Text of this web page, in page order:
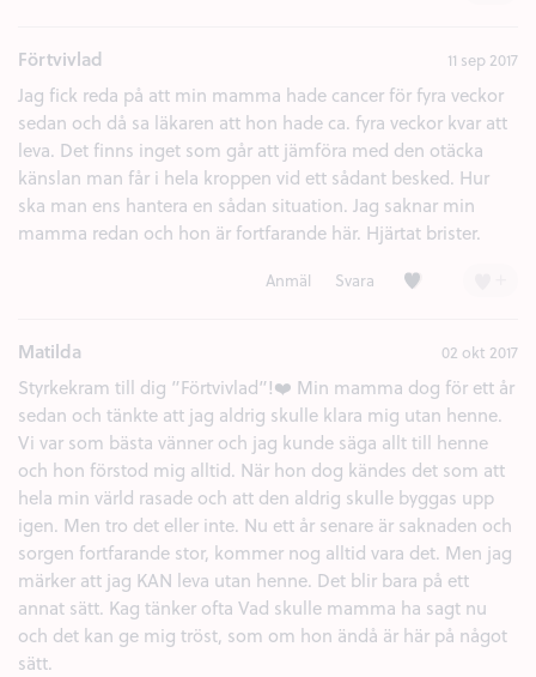
Förtvivlad 11 sep 2017
Jag fick reda på att min mamma hade cancer för fyra veckor
sedan och då sa läkaren att hon hade ca. fyra veckor kvar att
leva. Det finns inget som går att jämföra med den otäcka
känslan man får i hela kroppen vid ett sådant besked. Hur
ska man ens hantera en sådan situation. Jag saknar min
mamma redan och hon är fortfarande här. Hjärtat brister.
Anmäl Svara Kärlek (3)
Matilda 02 okt 2017
Styrkekram till dig ”Förtvivlad”!❤️ Min mamma dog för ett år
sedan och tänkte att jag aldrig skulle klara mig utan henne.
Vi var som bästa vänner och jag kunde säga allt till henne
och hon förstod mig alltid. När hon dog kändes det som att
hela min värld rasade och att den aldrig skulle byggas upp
igen. Men tro det eller inte. Nu ett år senare är saknaden och
sorgen fortfarande stor, kommer nog alltid vara det. Men jag
märker att jag KAN leva utan henne. Det blir bara på ett
annat sätt. Kag tänker ofta Vad skulle mamma ha sagt nu
och det kan ge mig tröst, som om hon ändå är här på något
sätt.